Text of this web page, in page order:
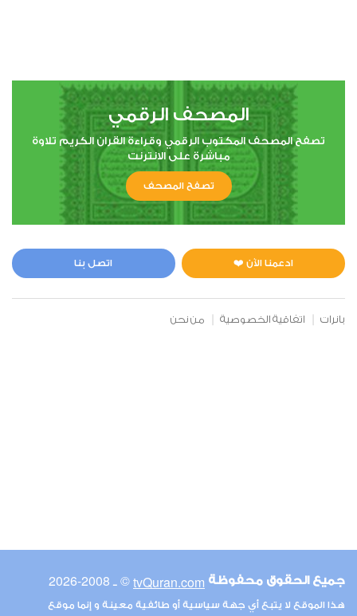
المصحف الرقمي
تصفح المصحف المكتوب الرقمي وقراءة القران الكريم تلاوة
مباشرة على الانترنت
تصفح المصحف
ادعمنا الآن ❤️ اتصل بنا
بانرات اتفاقية الخصوصية من نحن
جميع الحقوق محفوظة tvQuran.com© ـ 2008-2026
هذا الموقع لا يتبع أي جهة سياسية أو طائفية معينة و إنما موقع